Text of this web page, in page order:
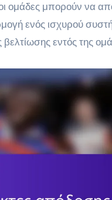
ομάδες μπορούν να
ενός ισχυρού
εντός της